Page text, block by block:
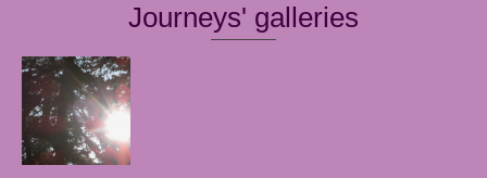
Journeys' galleries